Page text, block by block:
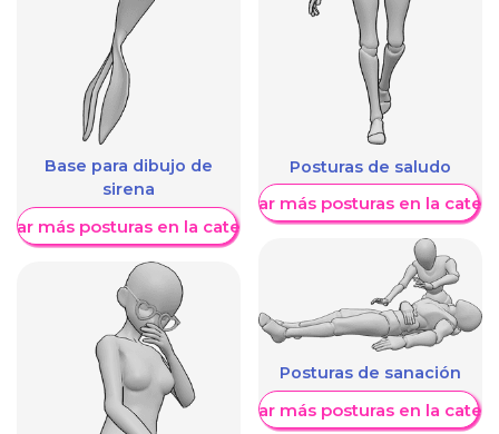
Base para dibujo de
sirena
más posturas en la categoría
Posturas de saludo
Mostrar más posturas en la
Posturas de sanación
Mostrar más posturas en la